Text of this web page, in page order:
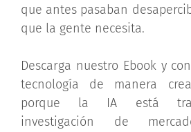
que antes pasaban
que la gente necesita.
Descarga nuestro Ebook y
tecnología de manera
porque la IA está
investigación de